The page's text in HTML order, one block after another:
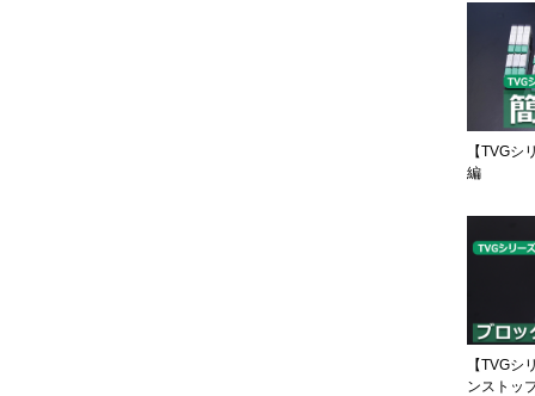
【TVGシ
編
【TVG
ンストッ